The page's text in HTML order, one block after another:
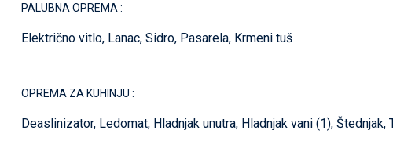
PALUBNA OPREMA :
Električno vitlo, Lanac, Sidro, Pasarela, Krmeni tuš
OPREMA ZA KUHINJU :
Deaslinizator, Ledomat, Hladnjak unutra, Hladnjak vani (1), Štednjak,